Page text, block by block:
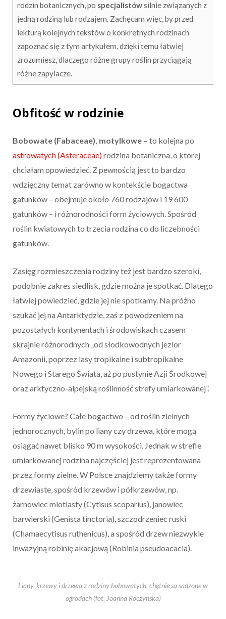
rodzin botanicznych, po specjalistówsilnie związanych z
jedną rodziną lub rodzajem. Zachęcam więc, by przed
lekturą kolejnych tekstów o konkretnych rodzinach
zapoznać się z tym artykułem, dzięki temu łatwiej
zrozumiesz, dlaczego różne grupy roślin przyciągają
różne zapylacze.
Obfitość w rodzinie
Bobowate (Fabaceae), motylkowe – to kolejna po
astrowatych (Asteraceae)rodzina botaniczna, o której
chciałam opowiedzieć. Z pewnością jest to bardzo
wdzięczny temat zarówno w kontekście bogactwa
gatunków – obejmuje około 760 rodzajów i 19 600
gatunków – i różnorodności form życiowych. Spośród
roślin kwiatowych to trzecia rodzina co do liczebności
gatunków.
Zasięg rozmieszczenia rodziny też jest bardzo szeroki,
podobnie zakres siedlisk, gdzie można je spotkać. Dlatego
łatwiej powiedzieć, gdzie jej nie spotkamy. Na próżno
szukać jej na Antarktydzie, zaś z powodzeniem na
pozostałych kontynentach i środowiskach czasem
skrajnie różnorodnych „od słodkowodnych jezior
Amazonii, poprzez lasy tropikalne i subtropikalne
Nowego i Starego Świata, aż po pustynie Azji Środkowej
oraz arktyczno-alpejską roślinność strefy umiarkowanej”.
Formy życiowe? Całe bogactwo – od roślin zielnych
jednorocznych, bylin po liany czy drzewa, które mogą
osiągać nawet blisko 90 m wysokości. Jednak w strefie
umiarkowanej rodzina najczęściej jest reprezentowana
przez formy zielne. W Polsce znajdziemy także formy
drzewiaste, spośród krzewów i półkrzewów, np.
żarnowiec miotlasty (Cytisus scoparius), janowiec
barwierski (Genista tinctoria), szczodrzeniec ruski
(Chamaecytisus ruthenicus), a spośród drzew niezwykle
inwazyjną robinię akacjową (Robinia pseudoacacia).
Liany, krzewy i drzewa z rodziny bobowatych, chętnie są sadzone w
ogrodach (fot. Joanna Roczyńska)